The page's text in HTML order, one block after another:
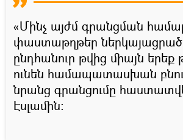
«Մինչ այժմ գրանցման
փաստաթղթեր
ընդհանուր թվից միայն երեք
ունեն համապատասխան
նրանց գրանցումը
Էսլամին: